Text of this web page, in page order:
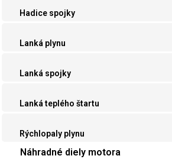
Hadice spojky
Lanká plynu
Lanká spojky
Lanká teplého štartu
Rýchlopaly plynu
Náhradné diely motora